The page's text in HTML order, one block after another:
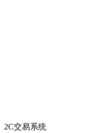
2C交易系统